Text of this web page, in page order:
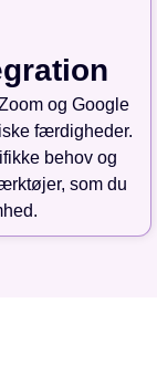
og Google
færdigheder.
behov og
som du